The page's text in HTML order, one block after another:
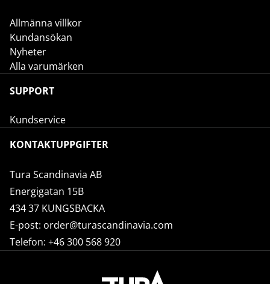
Allmänna villkor
Kundansökan
Nyheter
Alla varumärken
SUPPORT
Kundservice
KONTAKTUPPGIFTER
Tura Scandinavia AB
Energigatan 15B
434 37 KUNGSBACKA
E-post: order@turascandinavia.com
Telefon: +46 300 568 920